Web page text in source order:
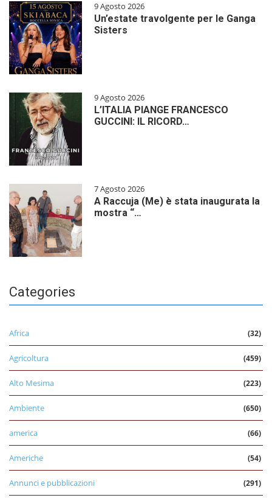
9 Agosto 2026
Un’estate travolgente per le Ganga
Sisters
9 Agosto 2026
L’ITALIA PIANGE FRANCESCO
GUCCINI: IL RICORD…
7 Agosto 2026
A Raccuja (Me) è stata inaugurata la
mostra “…
Categories
Africa (32)
Agricoltura (459)
Alto Mesima (223)
Ambiente (650)
america (66)
Americhe (54)
Annunci e pubblicazioni (291)